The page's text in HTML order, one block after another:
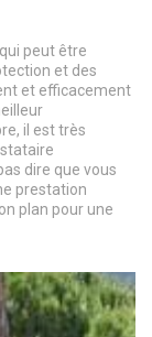
peut être
et des
et efficacement
il est très
dire que vous
prestation
plan pour une